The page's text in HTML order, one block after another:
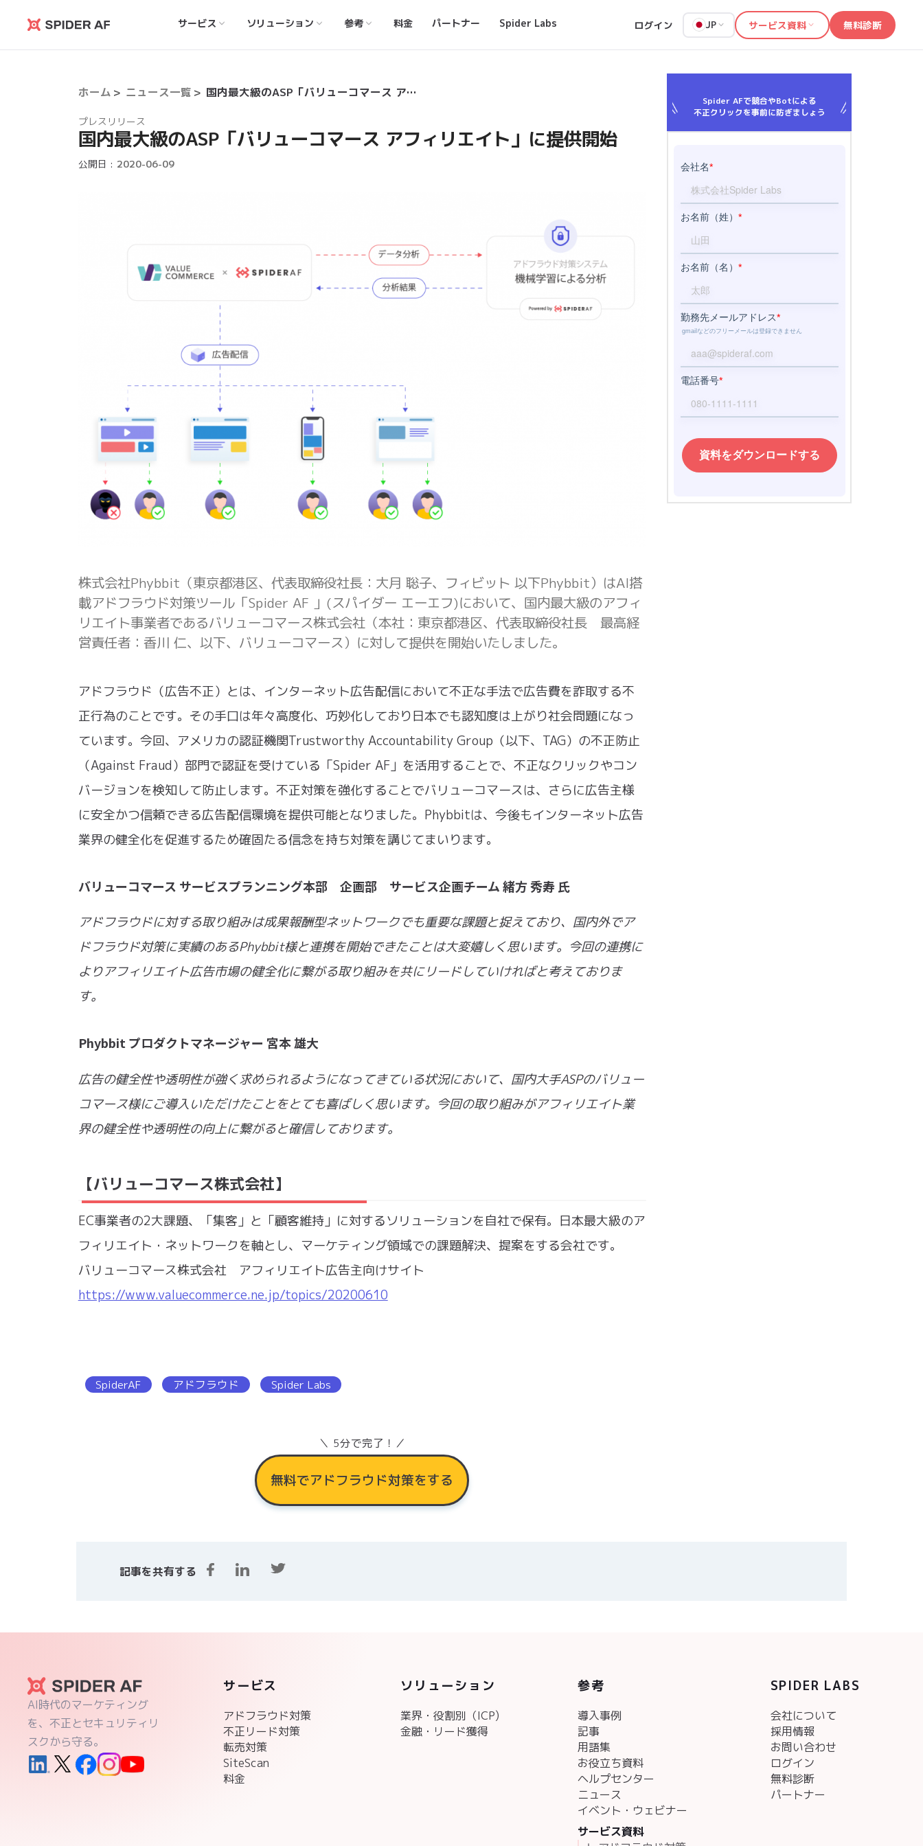
Spider
サービス ソリューション 参考 料金 パートナー Spider Labs ログイン JP サービス資料 無料診断
ホーム ニュース一覧 国内最大級のASP「バリューコマース アフィリエイト」に提供開始
プレスリリース
国内最大級のASP「バリューコマース アフィリエイト」に提供開始
公開日 : 2020-06-09
株式会社Phybbit（東京都港区、代表取締役社長：大月 聡子、フィビット 以下Phybbit）はAI搭
載アドフラウド対策ツール「Spider AF 」(スパイダー エーエフ)において、国内最大級のアフィ
リエイト事業者であるバリューコマース株式会社（本社：東京都港区、代表取締役社長 最高経
営責任者：香川 仁、以下、バリューコマース）に対して提供を開始いたしました。
アドフラウド（広告不正）とは、インターネット広告配信において不正な手法で広告費を詐取する不
正行為のことです。その手口は年々高度化、巧妙化しており日本でも認知度は上がり社会問題になっ
ています。今回、アメリカの認証機関Trustworthy Accountability Group（以下、TAG）の不正防止
（Against Fraud）部門で認証を受けている「Spider AF」を活用することで、不正なクリックやコン
バージョンを検知して防止します。不正対策を強化することでバリューコマースは、さらに広告主様
に安全かつ信頼できる広告配信環境を提供可能となりました。Phybbitは、今後もインターネット広告
業界の健全化を促進するため確固たる信念を持ち対策を講じてまいります。
バリューコマース サービスプランニング本部 企画部 サービス企画チーム 緒方 秀寿 氏
アドフラウドに対する取り組みは成果報酬型ネットワークでも重要な課題と捉えており、国内外でア
ドフラウド対策に実績のあるPhybbit様と連携を開始できたことは大変嬉しく思います。今回の連携に
よりアフィリエイト広告市場の健全化に繋がる取り組みを共にリードしていければと考えておりま
す。
Phybbit プロダクトマネージャー 宮本 雄大
広告の健全性や透明性が強く求められるようになってきている状況において、国内大手ASPのバリュー
コマース様にご導入いただけたことをとても喜ばしく思います。今回の取り組みがアフィリエイト業
界の健全性や透明性の向上に繋がると確信しております。
【バリューコマース株式会社】
EC事業者の2大課題、「集客」と「顧客維持」に対するソリューションを自社で保有。日本最大級のア
フィリエイト・ネットワークを軸とし、マーケティング領域での課題解決、提案をする会社です。
バリューコマース株式会社 アフィリエイト広告主向けサイト
https://www.valuecommerce.ne.jp/topics/20200610
SpiderAF アドフラウド Spider Labs
＼ 5分で完了！／
無料でアドフラウド対策をする
Spider AFで競合やBotによる
不正クリックを事前に防ぎましょう
記事を共有する
AI時代のマーケティング
を、不正とセキュリティリ
スクから守る。
サービス
アドフラウド対策
不正リード対策
転売対策
SiteScan
料金
ソリューション
業界・役割別（ICP)
金融・リード獲得
参考
導入事例
記事
用語集
お役立ち資料
ヘルプセンター
ニュース
イベント・ウェビナー
サービス資料
SPIDER LABS
会社について
採用情報
お問い合わせ
ログイン
無料診断
パートナー